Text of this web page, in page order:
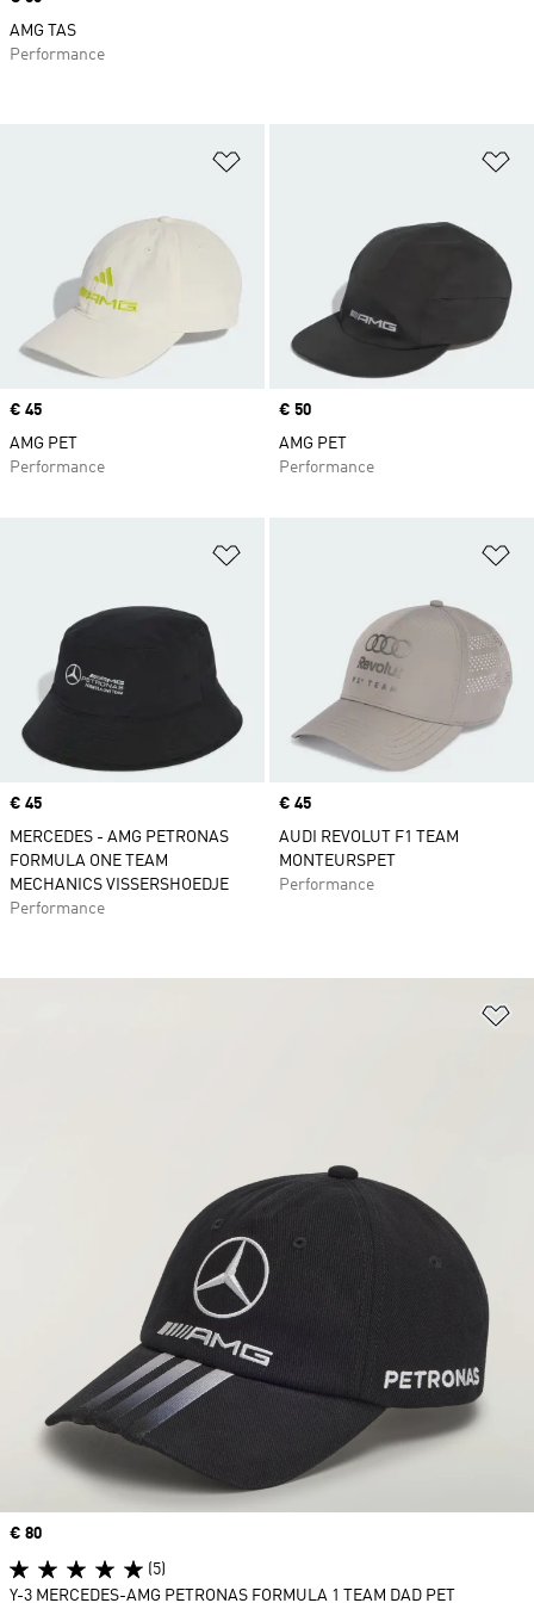
Price
€ 45
AMG PET
Performance
Price
€ 50
AMG PET
Performance
Price
€ 45
MERCEDES - AMG PETRONAS
FORMULA ONE TEAM
MECHANICS VISSERSHOEDJE
Performance
Price
€ 45
AUDI REVOLUT F1 TEAM
MONTEURSPET
Performance
Price
€ 80
(5)
Y-3 MERCEDES-AMG PETRONAS FORMULA 1 TEAM DAD PET
AMG TAS
Performance